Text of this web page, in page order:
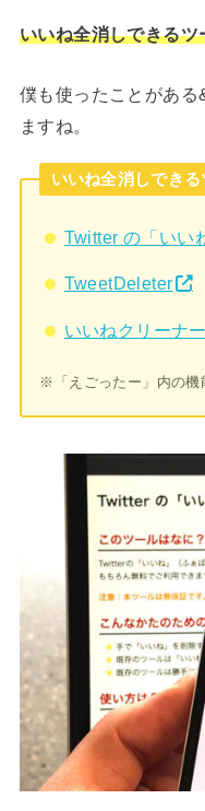
いいね全消しできるツ
僕も使ったことがある
ますね。
いいね全消しできる
Twitter の「いい
TweetDeleter
いいねクリーナー
※「えごったー」内の機